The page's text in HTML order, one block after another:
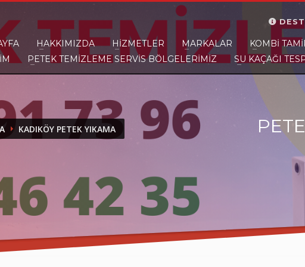
kadar size yakınız.
HAKKIMIZDA HIZMETLER MARKALAR
KOMBI
PETEK TEMİZLEME SERVİS BÖLGELERİMİZ SU KAÇAĞI
KADIKÖY PETEK YIKAMA